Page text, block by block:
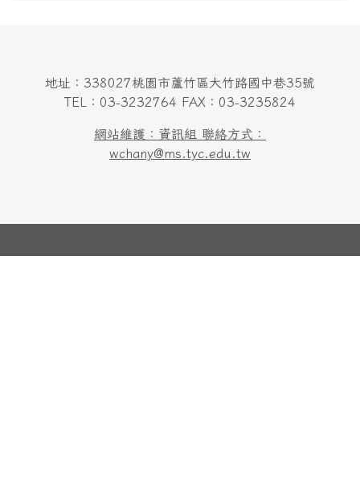
地址：338027桃園市蘆竹區大竹路國中巷35號
TEL：03-3232764 FAX：03-3235824
網站維護：資訊組 聯絡方式：
wchany@ms.tyc.edu.tw